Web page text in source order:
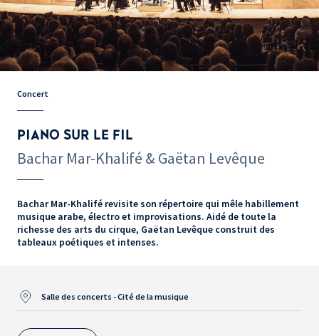
Concert
PIANO SUR LE FIL
Bachar Mar-Khalifé & Gaëtan Levêque
Bachar Mar-Khalifé revisite son répertoire qui mêle habillement
musique arabe, électro et improvisations. Aidé de toute la
richesse des arts du cirque, Gaëtan Levêque construit des
tableaux poétiques et intenses.
Salle des concerts - Cité de la musique